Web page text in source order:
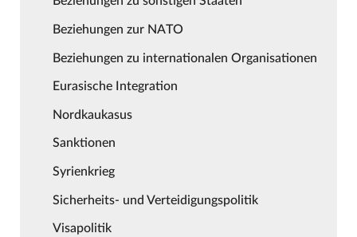
Beziehungen zur NATO
Beziehungen zu internationalen Organisationen
Eurasische Integration
Nordkaukasus
Sanktionen
Syrienkrieg
Sicherheits- und Verteidigungspolitik
Visapolitik